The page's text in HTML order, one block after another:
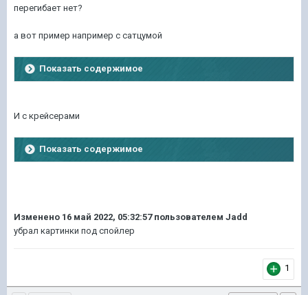
перегибает нет?
а вот пример например с сатцумой
Показать содержимое
И с крейсерами
Показать содержимое
Изменено 16 май 2022, 05:32:57пользователем Jadd
убрал картинки под спойлер
1